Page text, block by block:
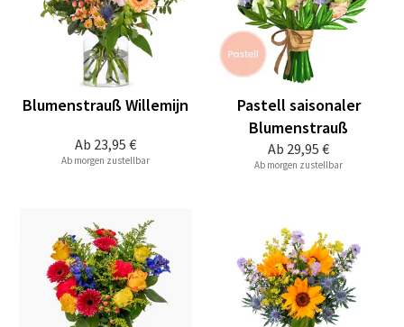
Ab 23,95 €
Blumenstrauß Willemijn
Ab morgen zustellbar
Ab 29,95 €
Pastell saisonaler
Blumenstrauß
Ab morgen zustellbar